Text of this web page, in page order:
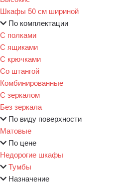
Шкафы 50 см шириной
По комплектации
С полками
С ящиками
С крючками
Со штангой
Комбинированные
С зеркалом
Без зеркала
По виду поверхности
Матовые
По цене
Недорогие шкафы
Тумбы
Назначение